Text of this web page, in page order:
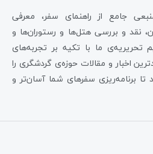
جامع از راهنمای سفر، معرفی
نقد و بررسی هتل‌ها و رستوران‌ها و
تحریریه‌ی ما با تکیه بر تجربه‌های
اخبار و مقالات حوزه‌ی گردشگری را
تا برنامه‌ریزی سفرهای شما آسان‌تر و